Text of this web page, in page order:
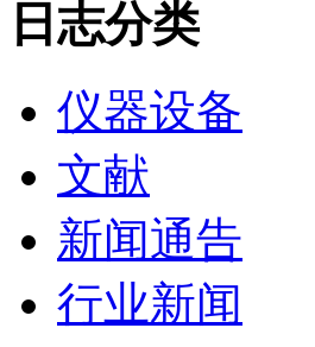
日志分类
仪器设备
文献
新闻通告
行业新闻